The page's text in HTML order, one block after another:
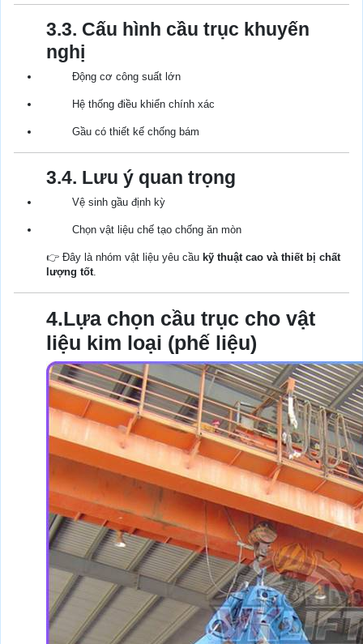
3.3. Cấu hình cầu trục khuyến
nghị
Động cơ công suất lớn
Hệ thống điều khiển chính xác
Gầu có thiết kế chống bám
3.4. Lưu ý quan trọng
Vệ sinh gầu định kỳ
Chọn vật liệu chế tạo chống ăn mòn
👉 Đây là nhóm vật liệu yêu cầu kỹ thuật cao và thiết bị chất
lượng tốt.
4.Lựa chọn cầu trục cho vật
liệu kim loại (phế liệu)